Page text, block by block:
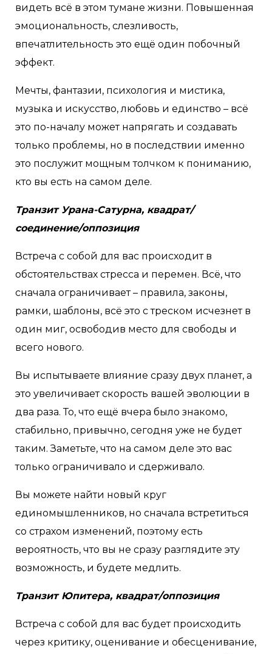
видеть всё в этом тумане жизни. Повышенная
эмоциональность, слезливость,
впечатлительность это ещё один побочный
эффект.
Мечты, фантазии, психология и мистика,
музыка и искусство, любовь и единство – всё
это по-началу может напрягать и создавать
только проблемы, но в последствии именно
это послужит мощным толчком к пониманию,
кто вы есть на самом деле.
Транзит Урана-Сатурна, квадрат/
соединение/оппозиция
Встреча с собой для вас происходит в
обстоятельствах стресса и перемен. Всё, что
сначала ограничивает – правила, законы,
рамки, шаблоны, всё это с треском исчезнет в
один миг, освободив место для свободы и
всего нового.
Вы испытываете влияние сразу двух планет, а
это увеличивает скорость вашей эволюции в
два раза. То, что ещё вчера было знакомо,
стабильно, привычно, сегодня уже не будет
таким. Заметьте, что на самом деле это вас
только ограничивало и сдерживало.
Вы можете найти новый круг
единомышленников, но сначала встретиться
со страхом изменений, поэтому есть
вероятность, что вы не сразу разглядите эту
возможность, и будете медлить.
Транзит Юпитера, квадрат/оппозиция
Встреча с собой для вас будет происходить
через критику, оценивание и обесценивание,